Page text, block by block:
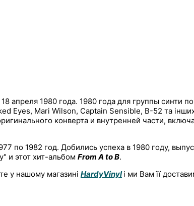
апреля 1980 года. 1980 года для группы синти
Eyes, Mari Wilson, Captain Sensible, B-52 та
конверта и внутренней части,
по 1982 год. Добились успеха в 1980 году,
и этот хит-альбом From A to B.
у нашому магазині HardyVinyl і ми Вам її